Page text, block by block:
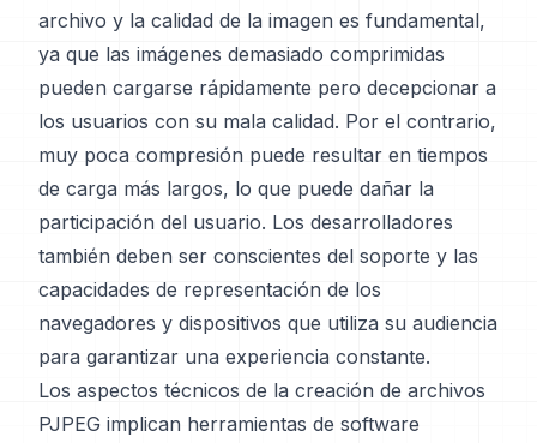
archivo y la calidad de la imagen es fundamental,
ya que las imágenes demasiado comprimidas
pueden cargarse rápidamente pero decepcionar a
los usuarios con su mala calidad. Por el contrario,
muy poca compresión puede resultar en tiempos
de carga más largos, lo que puede dañar la
participación del usuario. Los desarrolladores
también deben ser conscientes del soporte y las
capacidades de representación de los
navegadores y dispositivos que utiliza su audiencia
para garantizar una experiencia constante.
Los aspectos técnicos de la creación de archivos
PJPEG implican herramientas de software